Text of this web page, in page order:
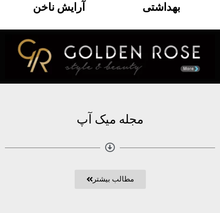
بهداشتی آرایش ناخن
مجله میک آپ
مطالب بیشتر